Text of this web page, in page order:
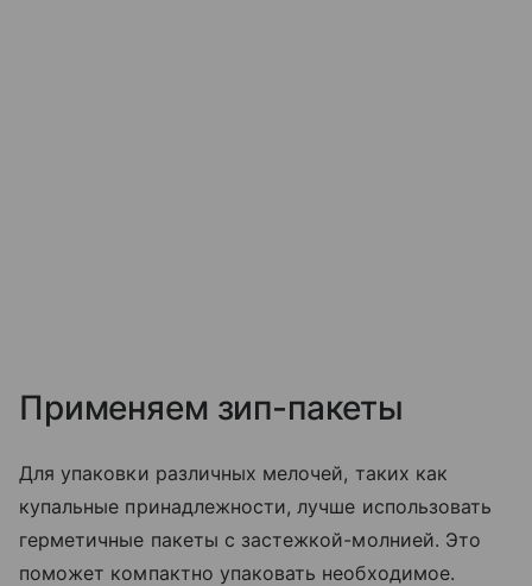
Применяем зип-пакеты
Для упаковки различных мелочей, таких как
купальные принадлежности, лучше использовать
герметичные пакеты с застежкой-молнией. Это
поможет компактно упаковать необходимое.